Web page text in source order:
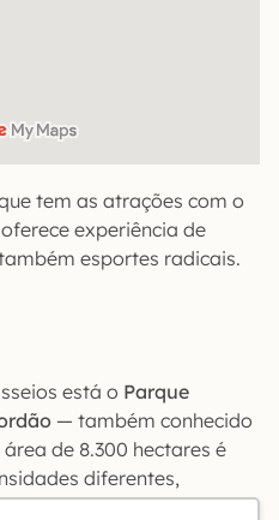
tem as atrações com o
experiência de
esportes radicais.
está o Parque
— também conhecido
área de 8.300 hectares é
diferentes,
flores e mata